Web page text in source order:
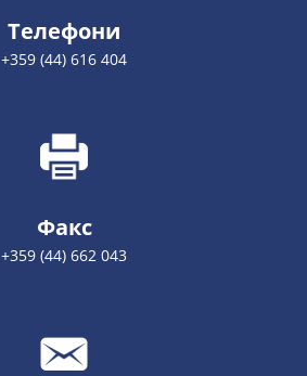
Телефони
+359 (44) 616 404
Факс
+359 (44) 662 043